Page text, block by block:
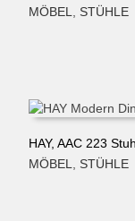
IN DEN
MÖBEL, STÜHLE
IN DEN
HAY, AAC 223
MÖBEL, STÜHLE